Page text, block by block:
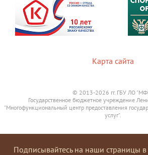
Карта сайта
© 2013-2026 гг. ГБУ ЛО
Государственное бюджетное учреждение
"Многофункциональный центр предоставления
услуг".
Подписывайтесь на наши страницы в